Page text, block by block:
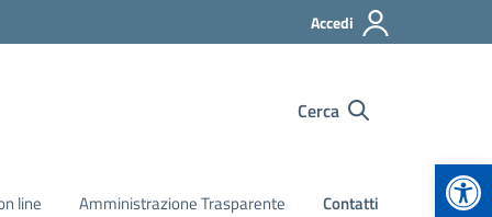
Accedi
Cerca
line Amministrazione Trasparente Contatti